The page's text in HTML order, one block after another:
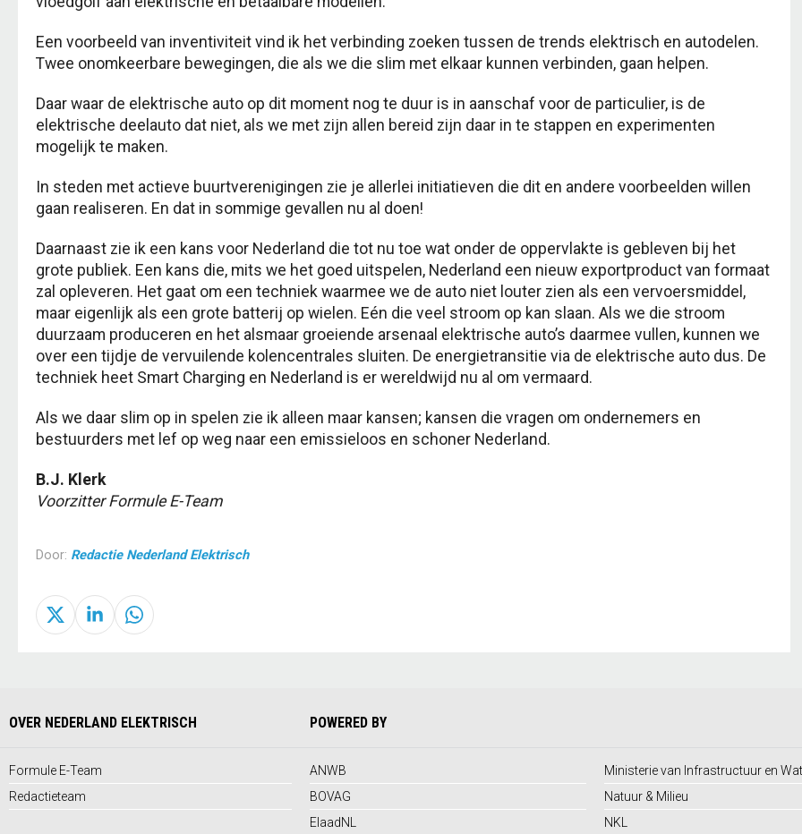
Een voorbeeld van inventiviteit vind ik het verbinding zoeken tussen de trends elektrisch en autodelen.
Twee onomkeerbare bewegingen, die als we die slim met elkaar kunnen verbinden, gaan helpen.
Daar waar de elektrische auto op dit moment nog te duur is in aanschaf voor de particulier, is de
elektrische deelauto dat niet, als we met zijn allen bereid zijn daar in te stappen en experimenten
mogelijk te maken.
In steden met actieve buurtverenigingen zie je allerlei initiatieven die dit en andere voorbeelden willen
gaan realiseren. En dat in sommige gevallen nu al doen!
Daarnaast zie ik een kans voor Nederland die tot nu toe wat onder de oppervlakte is gebleven bij het
grote publiek. Een kans die, mits we het goed uitspelen, Nederland een nieuw exportproduct van formaat
zal opleveren. Het gaat om een techniek waarmee we de auto niet louter zien als een vervoersmiddel,
maar eigenlijk als een grote batterij op wielen. Eén die veel stroom op kan slaan. Als we die stroom
duurzaam produceren en het alsmaar groeiende arsenaal elektrische auto’s daarmee vullen, kunnen we
over een tijdje de vervuilende kolencentrales sluiten. De energietransitie via de elektrische auto dus. De
techniek heet Smart Charging en Nederland is er wereldwijd nu al om vermaard.
Als we daar slim op in spelen zie ik alleen maar kansen; kansen die vragen om ondernemers en
bestuurders met lef op weg naar een emissieloos en schoner Nederland.
B.J. Klerk
Voorzitter Formule E-Team
Door: Redactie Nederland Elektrisch
OVER NEDERLAND ELEKTRISCH
Formule E-Team
Redactieteam
POWERED BY
ANWB
BOVAG
ElaadNL
Ministerie van Infrastructuur en
Natuur & Milieu
NKL